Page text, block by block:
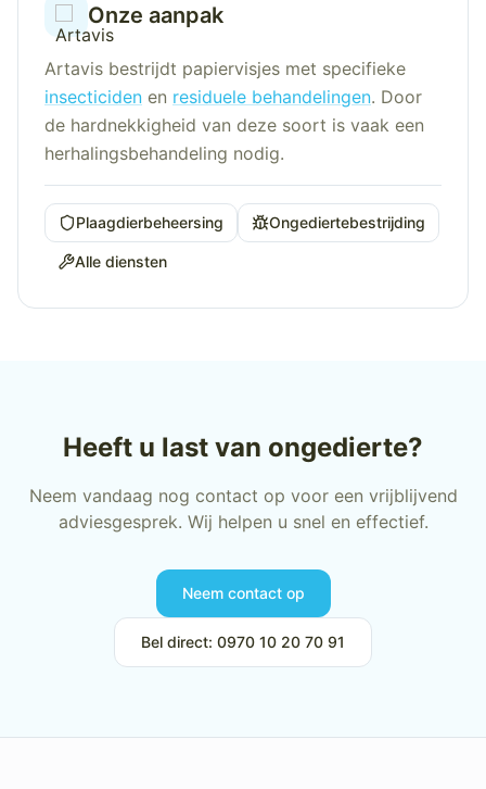
Onze aanpak
Artavis bestrijdt papiervisjes met specifieke
insecticiden en residuele behandelingen. Door
de hardnekkigheid van deze soort is vaak een
herhalingsbehandeling nodig.
Plaagdierbeheersing Ongediertebestrijding
Alle diensten
Heeft u last van ongedierte?
Neem vandaag nog contact op voor een vrijblijvend
adviesgesprek. Wij helpen u snel en effectief.
Neem contact op
Bel direct: 0970 10 20 70 91